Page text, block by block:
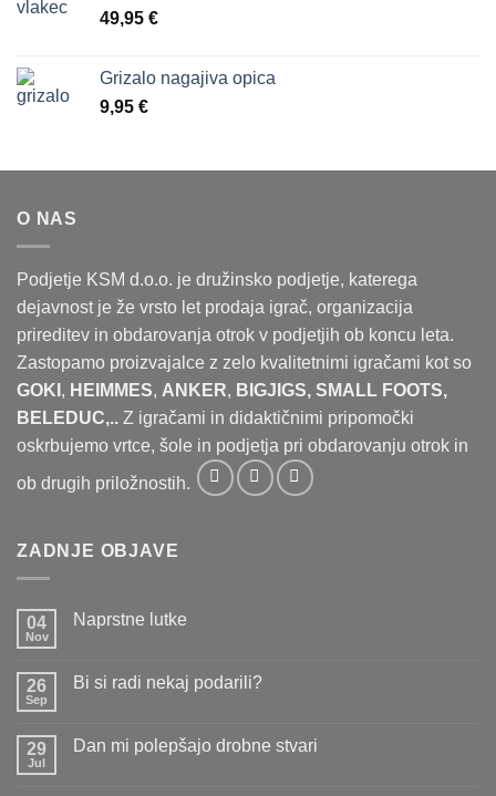
49,95 €
Grizalo nagajiva opica
9,95 €
O NAS
Podjetje KSM d.o.o. je družinsko podjetje, katerega
dejavnost je že vrsto let prodaja igrač, organizacija
prireditev in obdarovanja otrok v podjetjih ob koncu leta.
Zastopamo proizvajalce z zelo kvalitetnimi igračami kot so
GOKI , HEIMMES, ANKER, BIGJIGS, SMALL FOOTS,
BELEDUC,.. Z igračami in didaktičnimi pripomočki
oskrbujemo vrtce, šole in podjetja pri obdarovanju otrok in
ob drugih priložnostih.
ZADNJE OBJAVE
04
Nov
Naprstne lutke
Naprstne
26
Sep
Bi si radi nekaj podarili?
Bi
29
Jul
Dan mi polepšajo drobne stvari